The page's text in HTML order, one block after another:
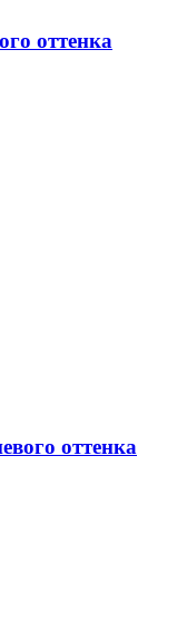
оттенка
оттенка